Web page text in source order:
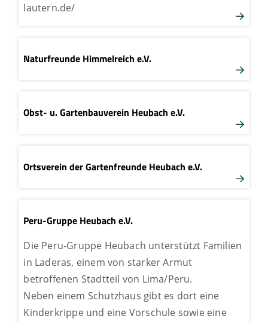
lautern.de/
Naturfreunde Himmelreich e.V.
Obst- u. Gartenbauverein Heubach e.V.
Ortsverein der Gartenfreunde Heubach e.V.
Peru-Gruppe Heubach e.V.
Die Peru-Gruppe Heubach unterstützt Familien
in Laderas, einem von starker Armut
betroffenen Stadtteil von Lima/Peru.
Neben einem Schutzhaus gibt es dort eine
Kinderkrippe und eine Vorschule sowie eine